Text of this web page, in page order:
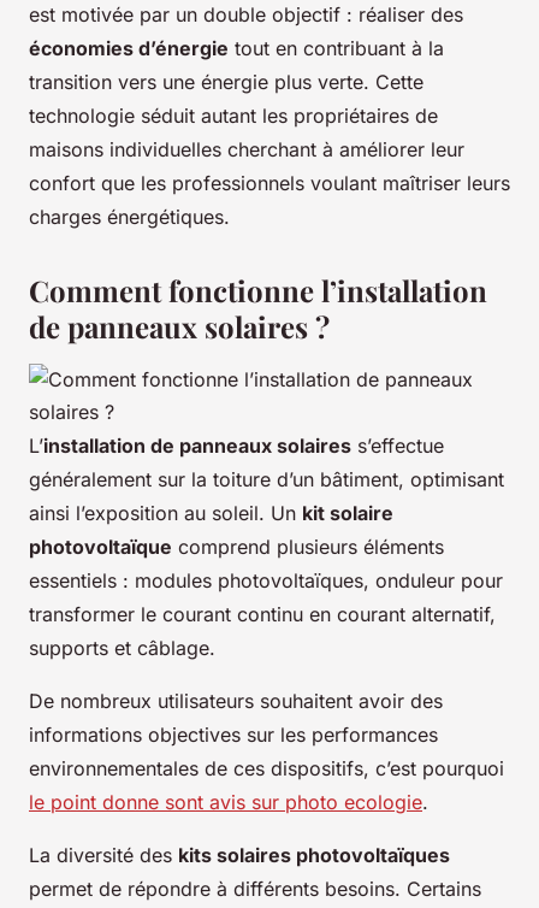
est motivée par un double objectif : réaliser des
économies d’énergie tout en contribuant à la
transition vers une énergie plus verte. Cette
technologie séduit autant les propriétaires de
maisons individuelles cherchant à améliorer leur
confort que les professionnels voulant maîtriser leurs
charges énergétiques.
Comment fonctionne l’installation
de panneaux solaires ?
L’installation de panneaux solaires s’effectue
généralement sur la toiture d’un bâtiment, optimisant
ainsi l’exposition au soleil. Un kit solaire
photovoltaïque comprend plusieurs éléments
essentiels : modules photovoltaïques, onduleur pour
transformer le courant continu en courant alternatif,
supports et câblage.
De nombreux utilisateurs souhaitent avoir des
informations objectives sur les performances
environnementales de ces dispositifs, c’est pourquoi
le point donne sont avis sur photo ecologie.
La diversité des kits solaires photovoltaïques
permet de répondre à différents besoins. Certains